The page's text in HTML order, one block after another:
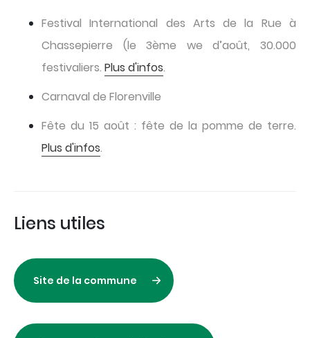
Festival International des Arts de la Rue à
Chassepierre (le 3ème we d’août, 30.000
festivaliers. Plus d'infos.
Carnaval de Florenville
Fête du 15 août : fête de la pomme de terre.
Plus d'infos.
Liens utiles
Site de la commune